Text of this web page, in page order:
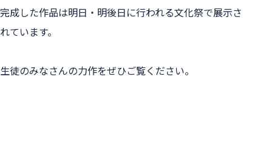
完成した作品は明日・明後日に行われる文化祭で展示さ
れています。
生徒のみなさんの力作をぜひご覧ください。